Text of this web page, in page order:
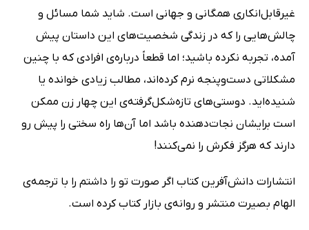
غیرقابل‌انکاری همگانی و جهانی است. شاید شما مسائل و
چالش‌هایی را که در زندگی شخصیت‌های این داستان پیش
آمده، تجربه نکرده باشید؛ اما قطعاً درباره‌ی افرادی که با چنین
مشکلاتی دست‌وپنجه نرم کرده‌اند، مطالب زیادی خوانده یا
شنیده‌اید. دوستی‌های تازه‌شکل‌گرفته‌ی این چهار زن ممکن
است برایشان نجات‌دهنده باشد اما آن‌ها راه سختی را پیش رو
دارند که هرگز فکرش را نمی‌کنند!
انتشارات دانش‌آفرین کتاب اگر صورت تو را داشتم را با ترجمه‌ی
الهام بصیرت منتشر و روانه‌ی بازار کتاب کرده است.